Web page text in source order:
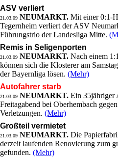
ASV verliert
21.03.09 NEUMARKT. Mit einer 0:1-
Tegernheim verliert der ASV
Führungstrio der Landesliga Mitte.
Remis in Seligenporten
21.03.09 NEUMARKT. Nach einem
können sich die Klosterer am
der Bayernliga lösen. (Mehr)
Autofahrer starb
21.03.09 NEUMARKT. Ein 35jähriger
Freitagabend bei Oberhembach
Verletzungen. (Mehr)
Großteil vermietet
21.03.09 NEUMARKT. Die
derzeit laufenden Renovierung zum
gefunden. (Mehr)